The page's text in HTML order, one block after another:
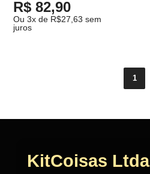
R$ 82,90
Ou 3x de R$27,63 sem
juros
1
KitCoisas Ltda